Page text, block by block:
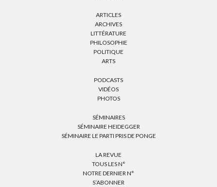
ARTICLES
ARCHIVES
LITTÉRATURE
PHILOSOPHIE
POLITIQUE
ARTS
PODCASTS
VIDÉOS
PHOTOS
SÉMINAIRES
SÉMINAIRE HEIDEGGER
SÉMINAIRE LE PARTI PRIS DE PONGE
LA REVUE
TOUS LES N°
NOTRE DERNIER N°
S’ABONNER